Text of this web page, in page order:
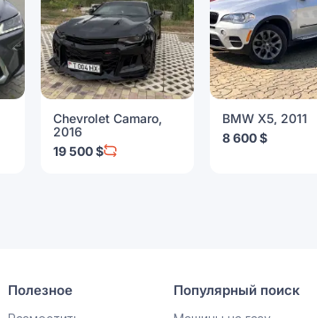
Chevrolet Camaro,
2016
19 500 $
BMW X5, 2011
8 600 $
Полезное Популярный поиск